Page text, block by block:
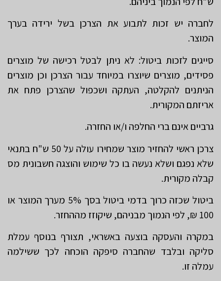
לחברה יש זכות לתבוע את הצרכן בשל ירידה בערך
המוצר.
סייגים לזכות ביטול: לא ניתן לבטל רכישה של מוצרים
פסידים, מוצרים שיוצרו במיוחד עבור הצרכן וכן מוצרים
הניתנים להקלטה, העתקה ושכפול שהצרכן פתח את
אריזתם המקורית.
גרביים אינם ברי החלפה ו/או החזרה.
צרכן ראשי להחזיר מוצר שמחירו עולה על 50 ש"ח בתנאי
שלא נפגם ושלא נעשה בו כל שימוש והוצגה חשבונית מס
קבלה מקורית.
ביטול שכזה כרוך בדמי ביטול בסך 5% מערך המוצר או
100 ₪, לפי הנמוך מבניהם, שיקוזז מההחזר.
במקרה והעסקה בוצעה באשראי, תצורף בנוסף עמלת
סליקה ובלבד שהחברה סיפקה הוכחה לכך ששילמה
עמלה זו.